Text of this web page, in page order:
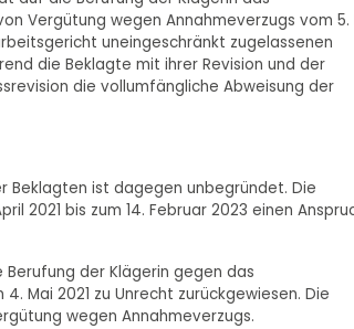
Vergütung wegen Annahmeverzugs vom 5.
uneingeschränkt zugelassenen
die Beklagte mit ihrer Revision und der
die vollumfängliche Abweisung der
Beklagten ist dagegen unbegründet. Die
2021 bis zum 14. Februar 2023 einen
der Klägerin gegen das
Mai 2021 zu Unrecht zurückgewiesen. Die
wegen Annahmeverzugs.